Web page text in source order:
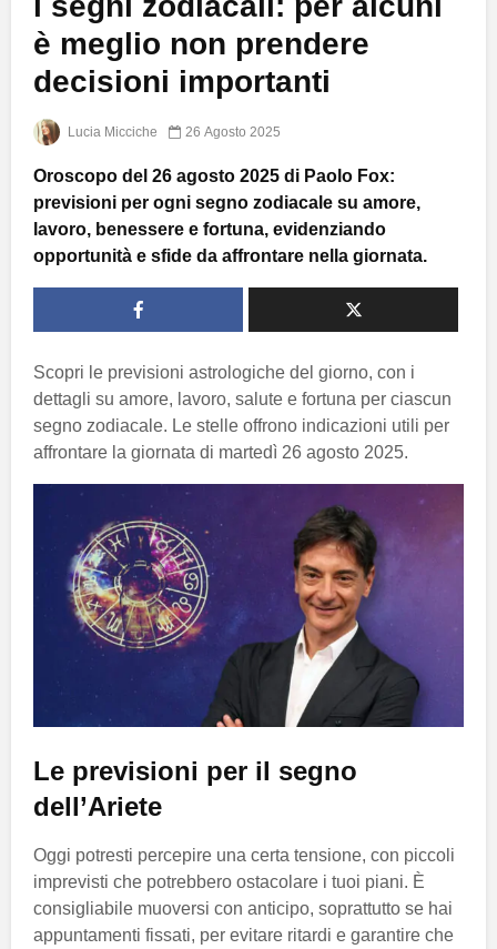
è meglio non prendere
decisioni importanti
Lucia Micciche 26 Agosto 2025
Oroscopo del 26 agosto 2025 di Paolo Fox:
previsioni per ogni segno zodiacale su amore,
lavoro, benessere e fortuna, evidenziando
opportunità e sfide da affrontare nella giornata.
Scopri le previsioni astrologiche del giorno, con i
dettagli su amore, lavoro, salute e fortuna per ciascun
segno zodiacale. Le stelle offrono indicazioni utili per
affrontare la giornata di martedì 26 agosto 2025.
Le previsioni per il segno
dell’Ariete
Oggi potresti percepire una certa tensione, con piccoli
imprevisti che potrebbero ostacolare i tuoi piani. È
consigliabile muoversi con anticipo, soprattutto se hai
appuntamenti fissati, per evitare ritardi e garantire che